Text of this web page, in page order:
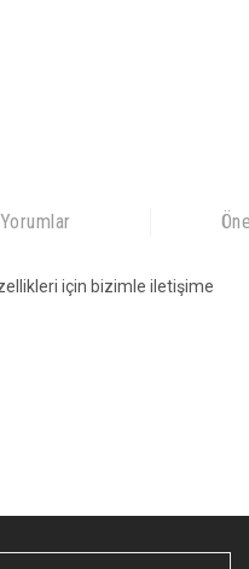
Yorumlar
için bizimle iletişime